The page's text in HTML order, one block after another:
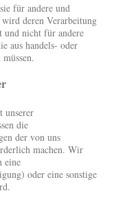
für andere und
deren Verarbeitung
und nicht für andere
aus handels- oder
unserer
die
der von uns
machen. Wir
eine
oder eine sonstige